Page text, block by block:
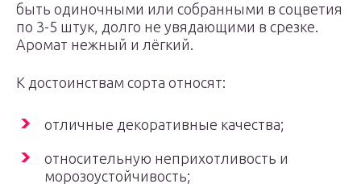
быть одиночными или собранными в соцветия
по 3-5 штук, долго не увядающими в срезке.
Аромат нежный и лёгкий.
К достоинствам сорта относят:
отличные декоративные качества;
относительную неприхотливость и
морозоустойчивость;